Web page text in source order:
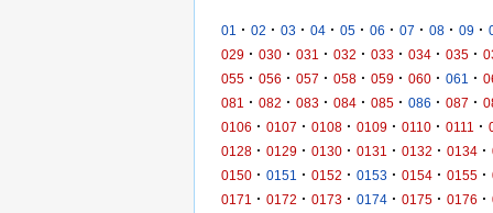
01 · 02 · 03 · 04 · 05 · 06 · 07 · 08 · 09 ·
029 · 030 · 031 · 032 · 033 · 034 · 035 ·
055 · 056 · 057 · 058 · 059 · 060 · 061 ·
081
· 082 · 083 · 084 · 085 · 086 · 087 ·
0106 · 0107 · 0108 · 0109 · 0110 · 0111 ·
0128 · 0129 · 0130 · 0131 · 0132 · 0134 ·
0150 · 0151 · 0152 · 0153 · 0154 · 0155 ·
0171
· 0172 · 0173 · 0174 · 0175 · 0176 ·